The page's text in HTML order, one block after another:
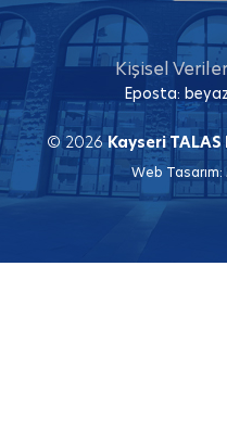
Kişisel
Eposta:
© 2026Kayseri
Web Tasarım: